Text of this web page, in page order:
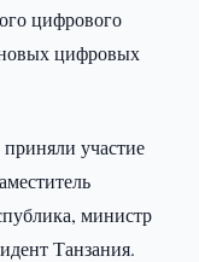
цифрового
новых цифровых
участие
министр
Танзания.